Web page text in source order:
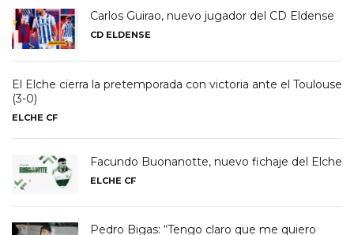
Carlos Guirao, nuevo jugador del CD Eldense
CD ELDENSE
El Elche cierra la pretemporada con victoria ante el Toulouse
(3-0)
ELCHE CF
Facundo Buonanotte, nuevo fichaje del Elche
ELCHE CF
Pedro Bigas: “Tengo claro que me quiero